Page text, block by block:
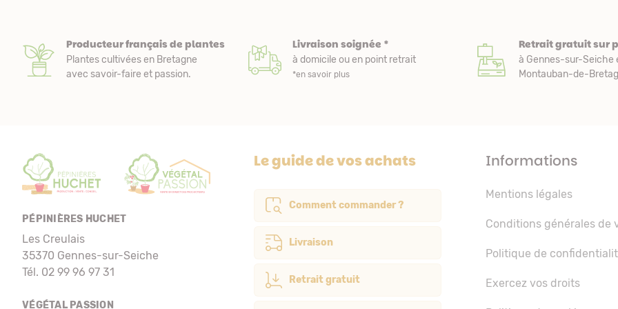
Producteur français de plantes
Plantes cultivées en Bretagne
avec savoir-faire et passion.
Livraison soignée *
à domicile ou en point retrait
*en savoir plus
Retrait gratuit sur
à Gennes-sur-Seiche
Montauban-de-
Le guide de vos achats
Comment commander ?
Livraison
Retrait gratuit
PÉPINIÈRES HUCHET
Les Creulais
35370 Gennes-sur-Seiche
Tél. 02 99 96 97 31
VÉGÉTAL PASSION
Informations
Mentions légales
Conditions générales de
Politique de
Exercez vos droits